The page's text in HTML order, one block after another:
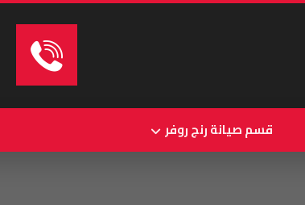
قسم صيانة رنج روفر